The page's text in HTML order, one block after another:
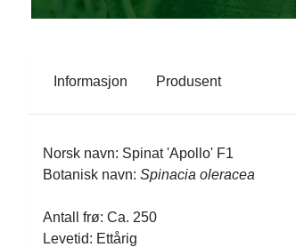
Informasjon Produsent
Norsk navn: Spinat 'Apollo' F1
Botanisk navn: Spinacia oleracea
Antall frø: Ca. 250
Levetid: Ettårig